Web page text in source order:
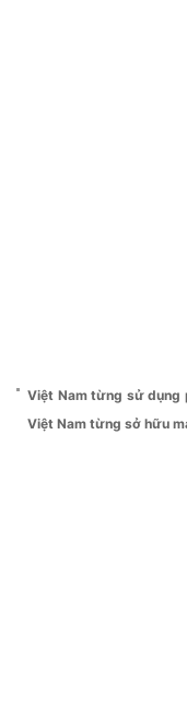
Việt Nam từng sử dụng
Việt Nam từng sở hữu